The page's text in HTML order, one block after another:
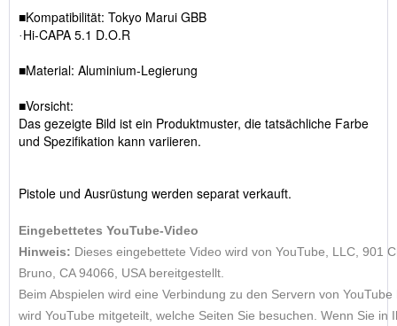
■Kompatibilität: Tokyo Marui GBB
· Hi-CAPA 5.1 D.O.R
■Material: Aluminium-Legierung
■Vorsicht:
Das gezeigte Bild ist ein Produktmuster, die tatsächliche Farbe
und Spezifikation kann variieren.
Pistole und Ausrüstung werden separat verkauft.
Eingebettetes YouTube-Video
Hinweis: Dieses eingebettete Video wird von YouTube, LLC, 901
Bruno, CA 94066, USA bereitgestellt.
Beim Abspielen wird eine Verbindung zu den Servern von
wird YouTube mitgeteilt, welche Seiten Sie besuchen. Wenn Sie in